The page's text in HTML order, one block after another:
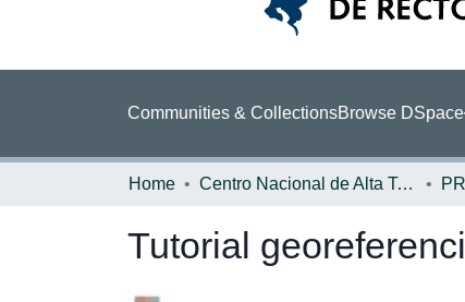
Communities & CollectionsBrowse DSpace
Home Centro Nacional de Alta Tecnología (CENAT)
Tutorial